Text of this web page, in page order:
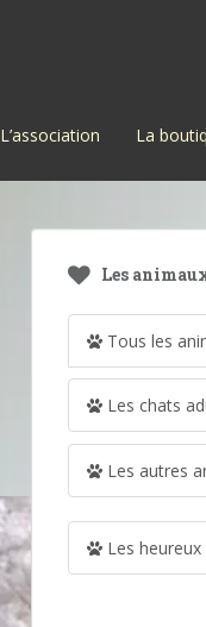
L’association La
Les
Tous les
Les chats
Les autres
Les